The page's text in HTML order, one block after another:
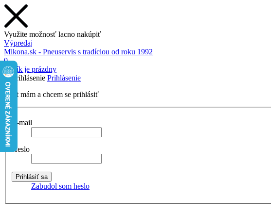
Využite možnosť lacno nakúpiť
Výpredaj
Mikona.sk - Pneuservis s tradíciou od roku 1992
0
Košík je prázdny
Prihlásenie
Účet mám a chcem se prihlásiť
E-mail
Heslo
Zabudol som heslo